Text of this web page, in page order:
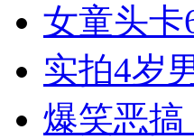
山西运城恶犬咬伤多人
女童头卡
实拍4岁
爆笑恶